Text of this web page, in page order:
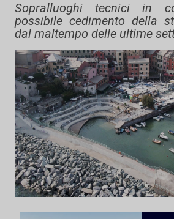
Sopralluoghi tecnici in
possibile cedimento della
dal maltempo delle ultime